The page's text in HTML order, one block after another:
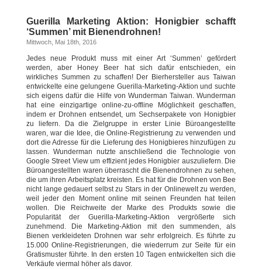
Guerilla Marketing Aktion: Honigbier schafft
‘Summen’ mit Bienendrohnen!
Mittwoch, Mai 18th, 2016
Jedes neue Produkt muss mit einer Art ‘Summen’ gefördert
werden, aber Honey Beer hat sich dafür entschieden, ein
wirkliches Summen zu schaffen! Der Bierhersteller aus Taiwan
entwickelte eine gelungene Guerilla-Marketing-Aktion und suchte
sich eigens dafür die Hilfe von Wunderman Taiwan. Wunderman
hat eine einzigartige online-zu-offline Möglichkeit geschaffen,
indem er Drohnen entsendet, um Sechserpakete von Honigbier
zu liefern. Da die Zielgruppe in erster Linie Büroangestellte
waren, war die Idee, die Online-Registrierung zu verwenden und
dort die Adresse für die Lieferung des Honigbieres hinzufügen zu
lassen. Wunderman nutzte anschließend die Technologie von
Google Street View um effizient jedes Honigbier auszuliefern. Die
Büroangestellten waren überrascht die Bienendrohnen zu sehen,
die um ihren Arbeitsplatz kreisten. Es hat für die Drohnen von Bee
nicht lange gedauert selbst zu Stars in der Onlinewelt zu werden,
weil jeder den Moment online mit seinen Freunden hat teilen
wollen. Die Reichweite der Marke des Produkts sowie die
Popularität der Guerilla-Marketing-Aktion vergrößerte sich
zunehmend. Die Marketing-Aktion mit den summenden, als
Bienen verkleideten Drohnen war sehr erfolgreich. Es führte zu
15.000 Online-Registrierungen, die wiederrum zur Seite für ein
Gratismuster führte. In den ersten 10 Tagen entwickelten sich die
Verkäufe viermal höher als davor.